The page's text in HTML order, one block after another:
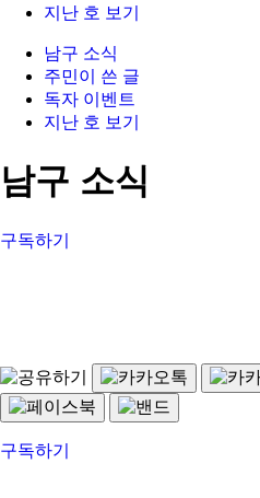
지난 호 보기
남구 소식
주민이 쓴 글
독자 이벤트
지난 호 보기
남구 소식
구독하기
구독하기